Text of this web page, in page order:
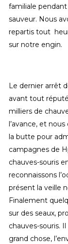
familiale
sauveur. Nous
repartis tout
sur notre engin.
Le dernier arrêt
avant tout
milliers de
l’avance, et
la butte pour
campagnes de
chauves-souris
reconnaissons
présent la veille
Finalement
sur des seaux,
chauves-souris.
grand chose,